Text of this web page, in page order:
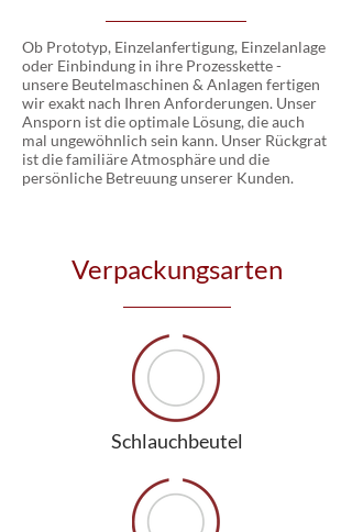
Ob Prototyp, Einzelanfertigung, Einzelanlage
oder Einbindung in ihre Prozesskette -
unsere Beutelmaschinen & Anlagen fertigen
wir exakt nach Ihren Anforderungen. Unser
Ansporn ist die optimale Lösung, die auch
mal ungewöhnlich sein kann. Unser Rückgrat
ist die familiäre Atmosphäre und die
persönliche Betreuung unserer Kunden.
Verpackungsarten
Schlauchbeutel